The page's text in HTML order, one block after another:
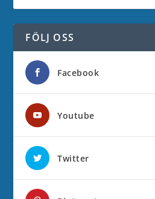
FÖLJ OSS
Facebook
Youtube
Twitter